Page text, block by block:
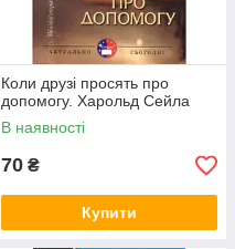
Коли друзі просять про
допомогу. Харольд Сейла
В наявності
70 ₴
Купити